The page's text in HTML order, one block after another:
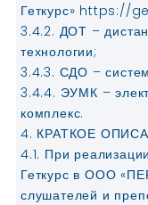
Геткурс» https://
3.4.2. ДОТ –
технологии;
3.4.3. СДО –
3.4.4. ЭУМК –
комплекс.
4. КРАТКОЕ
4.1. При
Геткурс в ООО
слушателей и